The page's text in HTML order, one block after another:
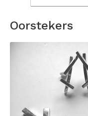
Oorstekers